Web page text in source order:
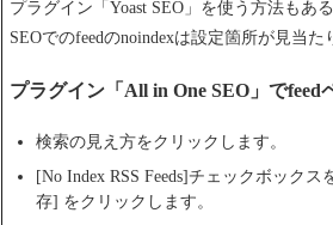
プラグイン「Yoast SEO」を使う方法もあ
SEOでのfeedのnoindexは設定箇所が見当た
プラグイン「All in One SEO」でfeed
検索の見え方をクリックします。
[No Index RSS Feeds]チェックボック
存] をクリックします。